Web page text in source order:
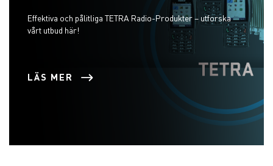
Effektiva och pålitliga TETRA Radio-Produkter – utforska
vårt utbud här!
LÄS MER